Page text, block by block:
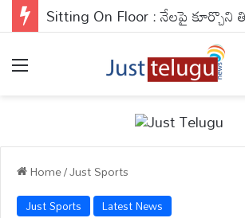
Home/Just Sports
Just Sports Latest News